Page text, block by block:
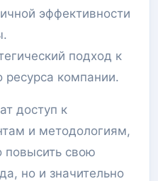
эффективности
подход к
ресурса компании.
доступ к
и методологиям,
повысить свою
но и значительно